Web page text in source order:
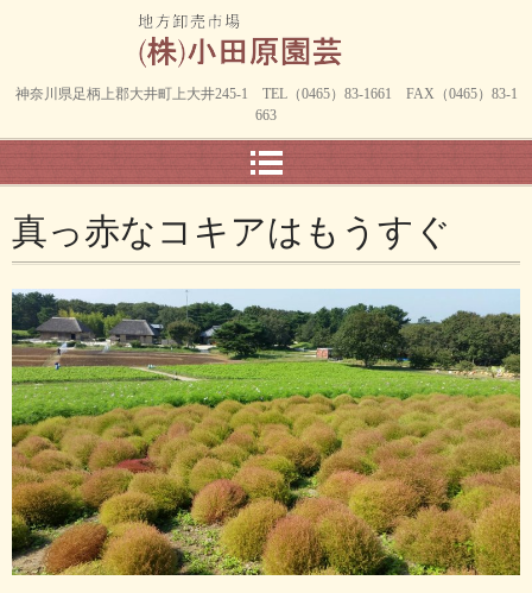
神奈川県足柄上郡大井町上大井245-1 TEL（0465）83-1661 FAX（0465）83-1
663
真っ赤なコキアはもうすぐ